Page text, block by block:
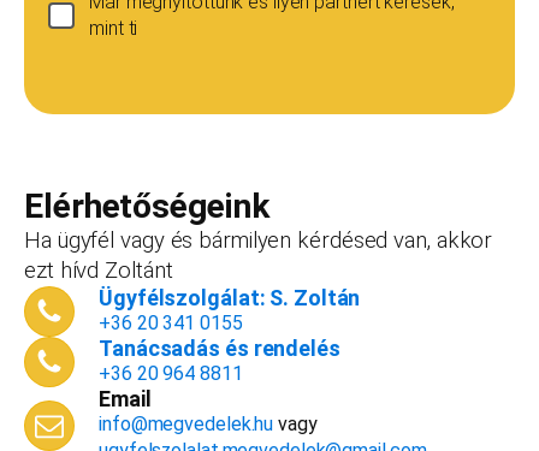
mint ti
vállalkozást, ezt az összeget le tudjuk vonni a
dokumentációk, engedélyek árából így végül
is, ha nyitsz valamit, a konzultáció díjmentes.
Telefonszám
Email cím*
Elérhetőségeink
Ha ügyfél vagy és bármilyen kérdésed van, akkor
ezt hívd Zoltánt
Ügyfélszolgálat: S. Zoltán
+36 20 341 0155
Tanácsadás és rendelés
+36 20 964 8811
Email
info@megvedelek.hu vagy